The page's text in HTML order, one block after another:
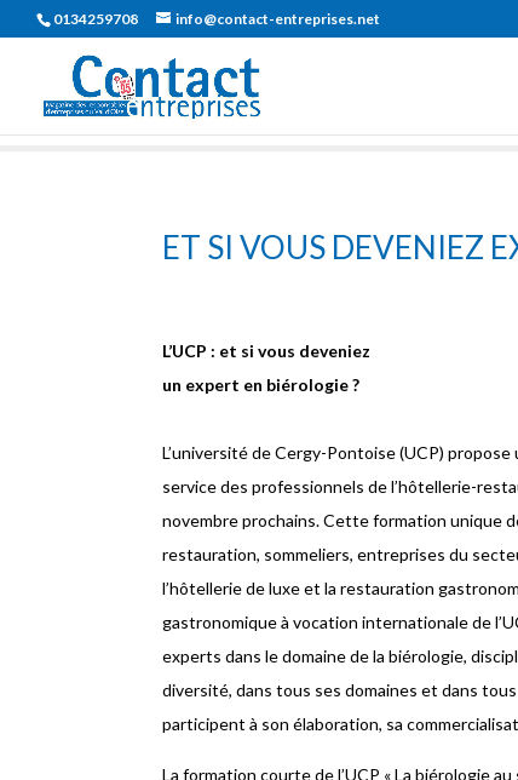
0134259708 info@contact-entreprises.net
ET SI VOUS DEVENIEZ
L’UCP : et si vous deveniez
un expert en biérologie ?
L’université de Cergy-Pontoise (UCP)
service des professionnels de l’hôtellerie-
novembre prochains. Cette formation unique
restauration, sommeliers, entreprises du
l’hôtellerie de luxe et la restauration
gastronomique à vocation internationale de
experts dans le domaine de la biérologie,
diversité, dans tous ses domaines et dans
participent à son élaboration, sa
La formation courte de l’UCP « La biérologie